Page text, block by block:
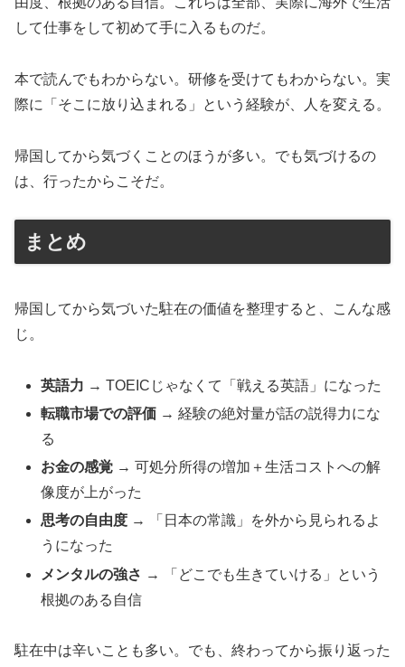
して仕事をして初めて手に入るものだ。
本で読んでもわからない。研修を受けてもわからない。実
際に「そこに放り込まれる」という経験が、人を変える。
帰国してから気づくことのほうが多い。でも気づけるの
は、行ったからこそだ。
まとめ
帰国してから気づいた駐在の価値を整理すると、こんな感
じ。
英語力 → TOEICじゃなくて「戦える英語」になった
転職市場での評価 → 経験の絶対量が話の説得力にな
る
お金の感覚 → 可処分所得の増加＋生活コストへの解
像度が上がった
思考の自由度 → 「日本の常識」を外から見られるよ
うになった
メンタルの強さ → 「どこでも生きていける」という
根拠のある自信
駐在中は辛いことも多い。でも、終わってから振り返った